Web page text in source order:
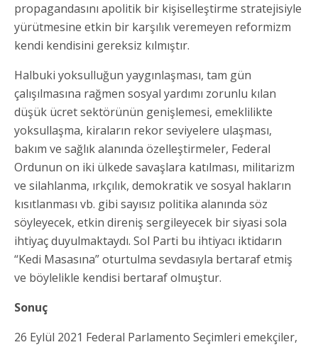
propagandasını apolitik bir kişiselleştirme stratejisiyle
yürütmesine etkin bir karşılık veremeyen reformizm
kendi kendisini gereksiz kılmıştır.
Halbuki yoksulluğun yaygınlaşması, tam gün
çalışılmasına rağmen sosyal yardımı zorunlu kılan
düşük ücret sektörünün genişlemesi, emeklilikte
yoksullaşma, kiraların rekor seviyelere ulaşması,
bakım ve sağlık alanında özelleştirmeler, Federal
Ordunun on iki ülkede savaşlara katılması, militarizm
ve silahlanma, ırkçılık, demokratik ve sosyal hakların
kısıtlanması vb. gibi sayısız politika alanında söz
söyleyecek, etkin direniş sergileyecek bir siyasi sola
ihtiyaç duyulmaktaydı. Sol Parti bu ihtiyacı iktidarın
“Kedi Masasına” oturtulma sevdasıyla bertaraf etmiş
ve böylelikle kendisi bertaraf olmuştur.
Sonuç
26 Eylül 2021 Federal Parlamento Seçimleri emekçiler,